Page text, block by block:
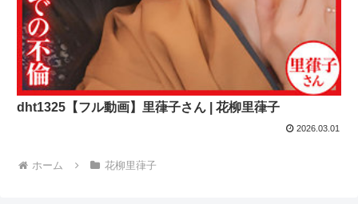
dht1325【フル動画】里葎子さん | 花柳里葎子
2026.03.01
ホーム 花柳里葎子